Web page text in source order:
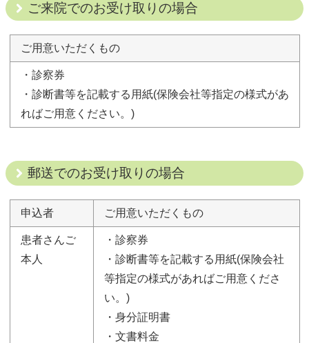
ご来院でのお受け取りの場合
ご用意いただくもの
・診察券
・診断書等を記載する用紙(保険会社等指定の様式があ
ればご用意ください。)
郵送でのお受け取りの場合
申込者 ご用意いただくもの
患者さんご
本人
・診察券
・診断書等を記載する用紙(保険会社
等指定の様式があればご用意くださ
い。)
・身分証明書
・文書料金